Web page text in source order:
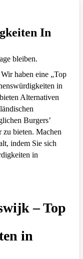
In
bleiben.
haben eine „Top
in
Alternativen
Burgers’
bieten. Machen
indem Sie sich
in
– Top
in